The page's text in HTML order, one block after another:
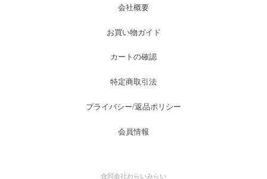
会社概要
お買い物ガイド
カートの確認
特定商取引法
プライバシー/返品ポリシー
会員情報
合同会社わらいみらい